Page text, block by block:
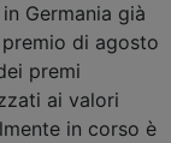
Germania già
di agosto
premi
ai valori
in corso è